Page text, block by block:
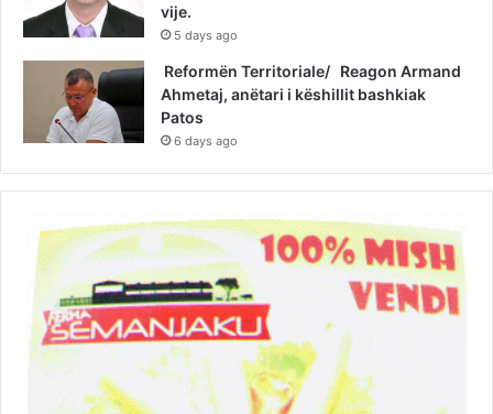
vije.
5 days ago
Reformën Territoriale/ Reagon Armand
Ahmetaj, anëtari i këshillit bashkiak
Patos
6 days ago